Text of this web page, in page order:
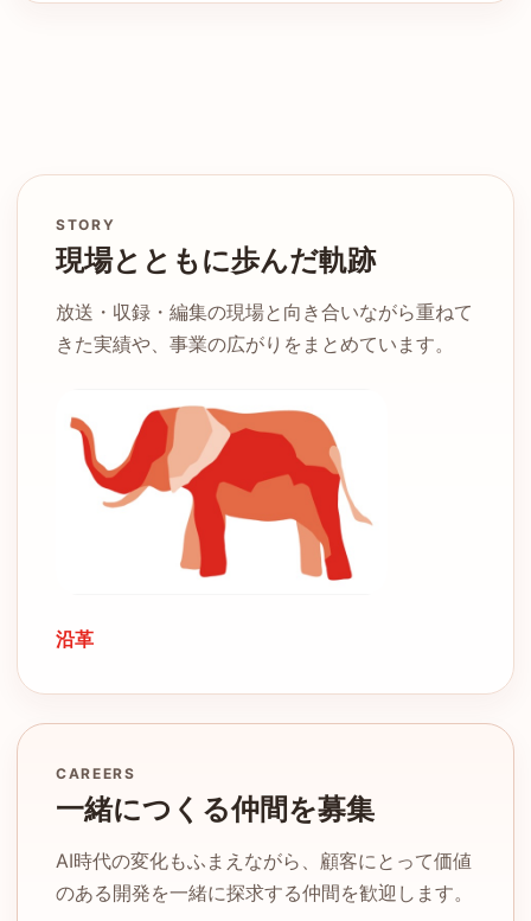
STORY
現場とともに歩んだ軌跡
放送・収録・編集の現場と向き合いながら重ねて
きた実績や、事業の広がりをまとめています。
沿革
CAREERS
一緒につくる仲間を募集
AI時代の変化もふまえながら、顧客にとって価値
のある開発を一緒に探求する仲間を歓迎します。